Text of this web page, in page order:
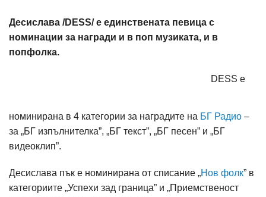
Десислава /DESS/ е единствената певица с
номинации за награди и в поп музиката, и в
попфолка.
DESS е
номинирана в 4 категории за наградите на БГ Радио –
за „БГ изпълнителка”, „БГ текст”, „БГ песен” и „БГ
видеоклип”.
Десислава пък е номинирана от списание „Нов фолк” в
категориите „Успехи зад граница” и „Приемственост